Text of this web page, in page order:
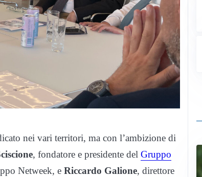
nei vari territori, ma con l’ambizione di
, fondatore e presidente del Gruppo
Netweek, e Riccardo Galione, direttore